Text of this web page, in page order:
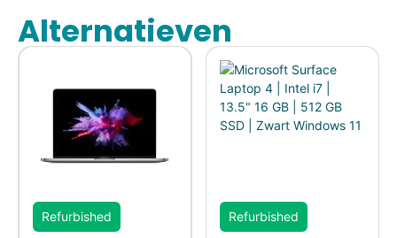
Alternatieven
Refurbished Refurbished